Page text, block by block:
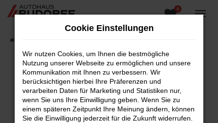
Zum
0
Fehler: Network Error
Beim Laden ist ein Fehler aufgetreten.
Hier sind ein paar Tipps, die dir helfen können:
Cookie Einstellungen
Wir nutzen Cookies, um Ihnen die bestmögliche
Nutzung unserer Webseite zu ermöglichen und unsere
Kommunikation mit Ihnen zu verbessern. Wir
berücksichtigen hierbei Ihre Präferenzen und
verarbeiten Daten für Marketing und Statistiken nur,
wenn Sie uns Ihre Einwilligung geben. Wenn Sie zu
einem späteren Zeitpunkt Ihre Meinung ändern, können
Sie die Einwilligung jederzeit für die Zukunft widerrufen.